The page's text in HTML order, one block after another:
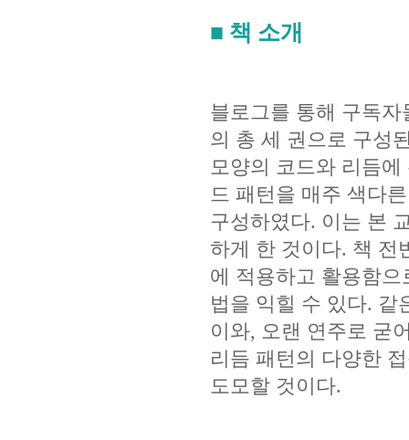
■ 책 소개
블로그를 통해 구독
의 총 세 권으로 구성
모양의 코드와 리듬
드 패턴을 매주 색다
구성하였다. 이는 본
하게 한 것이다. 책 전
에 적용하고 활용함
법을 익힐 수 있다. 같
이와, 오랜 연주로 굳
리듬 패턴의 다양한
도모할 것이다.